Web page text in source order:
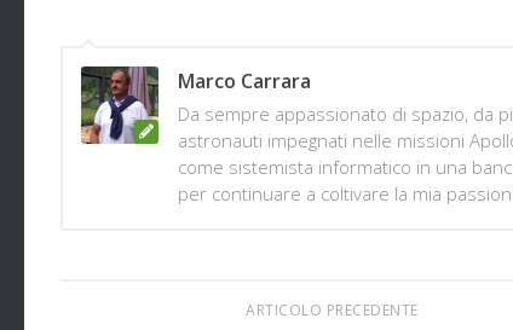
Marco Carrara
Da sempre appassionato di spazio, da
astronauti impegnati nelle missioni
come sistemista informatico in una
per continuare a coltivare la mia
ARTICOLO PRECEDENTE